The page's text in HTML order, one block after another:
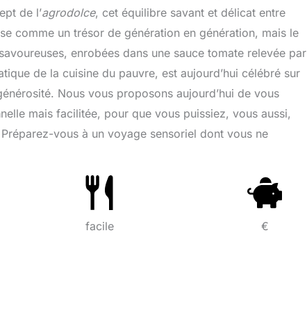
de l’agrodolce, cet équilibre savant et délicat entre
comme un trésor de génération en génération, mais le
enrobées dans une sauce tomate relevée par
de la cuisine du pauvre, est aujourd’hui célébré sur
Nous vous proposons aujourd’hui de vous
mais facilitée, pour que vous puissiez, vous aussi,
vous à un voyage sensoriel dont vous ne
facile €